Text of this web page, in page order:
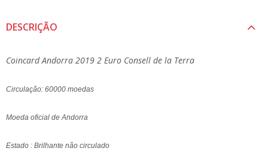
DESCRIÇÃO
Coincard Andorra 2019 2 Euro Consell de la Terra
Circulação: 60000 moedas
Moeda oficial de Andorra
Estado : Brilhante não circulado